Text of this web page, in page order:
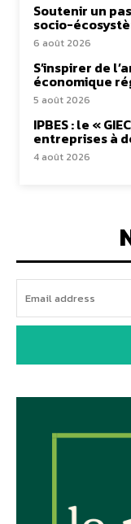
Soutenir un
socio-
6 août 2026
S’inspirer de
économique
5 août 2026
IPBES : le «
entreprises à
4 août 2026